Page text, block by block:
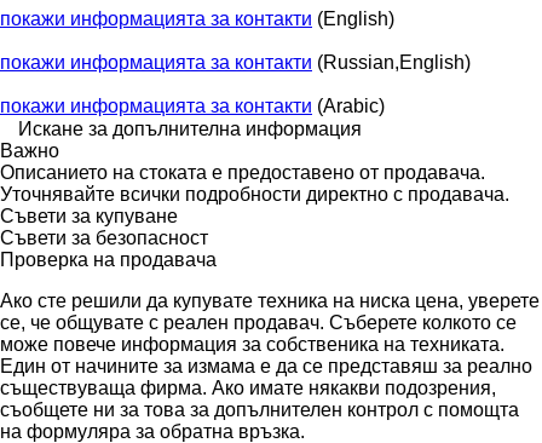
покажи информацията за контакти (English)
покажи информацията за контакти (Russian,English)
покажи информацията за контакти (Arabic)
Искане за допълнителна информация
Важно
Описанието на стоката е предоставено от продавача.
Уточнявайте всички подробности директно с продавача.
Съвети за купуване
Съвети за безопасност
Проверка на продавача
Ако сте решили да купувате техника на ниска цена, уверете
се, че общувате с реален продавач. Съберете колкото се
може повече информация за собственика на техниката.
Един от начините за измама е да се представяш за реално
съществуваща фирма. Ако имате някакви подозрения,
съобщете ни за това за допълнителен контрол с помощта
на формуляра за обратна връзка.